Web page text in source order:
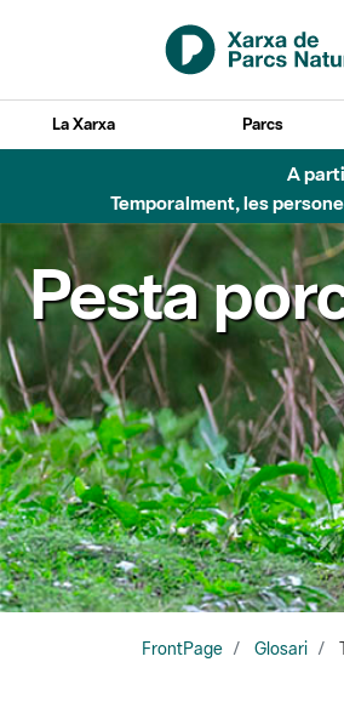
Salta al contingut principal
La Xarxa Parcs
A
Temporalment, les
Pesta
FrontPage Glosari